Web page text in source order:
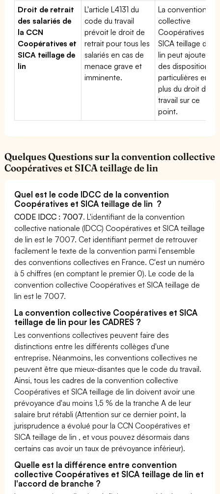
Droit de retrait
des salariés de
la CCN
Coopératives et
SICA teillage de
lin
L'article L4131 du
code du travail
prévoit le droit de
retrait pour tous les
salariés en cas de
menace grave et
imminente.
La convention
collective
Coopératives et
SICA teillage de
lin peut ajouter
des dispositions
particulières en
plus du droit du
travail sur ce
point.
Quelques Questions sur la convention collective
Coopératives et SICA teillage de lin
Quel est le code IDCC de la convention
Coopératives et SICA teillage de lin ?
CODE IDCC : 7007. L'identifiant de la convention
collective nationale (IDCC) Coopératives et SICA teillage
de lin est le 7007. Cet identifiant permet de retrouver
facilement le texte de la convention parmi l'ensemble
des conventions collectives en France. C'est un numéro
à 5 chiffres (en comptant le premier 0). Le code de la
convention collective Coopératives et SICA teillage de
lin est le 7007.
La convention collective Coopératives et SICA
teillage de lin pour les CADRES ?
Les conventions collectives peuvent faire des
distinctions entre les différents collèges d'une
entreprise. Néanmoins, les conventions collectives ne
peuvent être que mieux-disantes que le code du travail.
Ainsi, tous les cadres de la convention collective
Coopératives et SICA teillage de lin doivent avoir une
prévoyance d'au moins 1,5 % de la tranche A de leur
salaire brut rétabli (Attention sur ce dernier point, la
jurisprudence a évolué pour la CCN Coopératives et
SICA teillage de lin , et vous pouvez désormais dans
certains cas avoir un taux de prévoyance inférieur).
Quelle est la différence entre convention
collective Coopératives et SICA teillage de lin et
l'accord de branche ?